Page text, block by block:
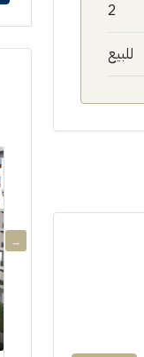
2
للبيع